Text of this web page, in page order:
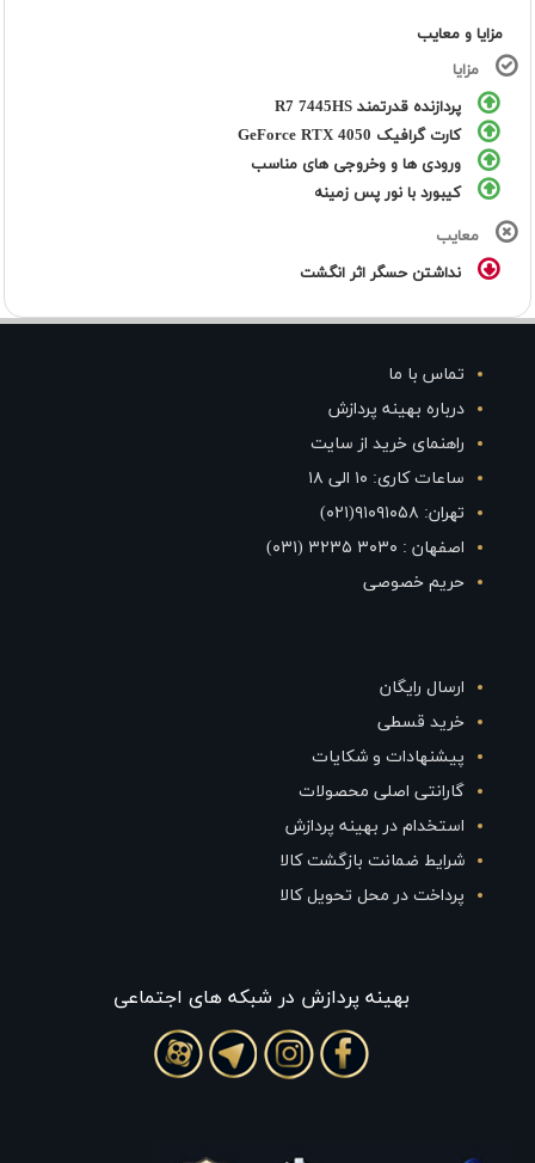
مزایا و معایب
مزایا
پردازنده قدرتمند R7 7445HS
کارت گرافیک GeForce RTX 4050
ورودی ها و وخروجی های مناسب
کیبورد با نور پس زمینه
معایب
نداشتن حسگر اثر انگشت
تماس با ما
درباره بهینه پردازش
راهنمای خرید از سایت
ساعات کاری: ۱۰ الی ۱۸
تهران: ۹۱۰۹۱۰۵۸(۰۲۱)
اصفهان : ۳۰۳۰ ۳۲۳۵ (۰۳۱)
حریم خصوصی
ارسال رایگان
خرید قسطی
پیشنهادات و شکایات
گارانتی اصلی محصولات
استخدام در بهینه پردازش
شرایط ضمانت بازگشت کالا
پرداخت در محل تحویل کالا
بهينه پردازش در شبکه های اجتماعی